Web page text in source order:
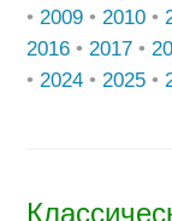
• 2009 • 2010 •
2016 • 2017 •
• 2024 • 2025 •